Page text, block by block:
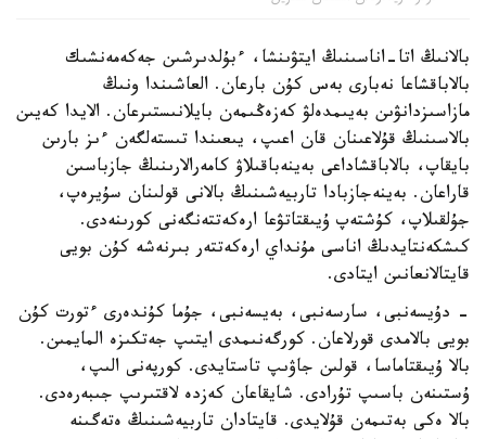
بالانىڭ اتا-اناسىنىڭ ايتۋىنشا، ءبۇلدىرشىن جەكەمەنشىك
بالاباقشاعا نەبارى بەس كۇن بارعان. العاشىندا ونىڭ
مازاسىزدانۋىن بەيىمدەلۋ كەزەڭىمەن بايلانىستىرعان. الايدا كەيىن
بالاسىنىڭ قۇلاعىنان قان اعىپ، يىعىندا تىستەلگەن ءىز بارىن
بايقاپ، بالاباقشاداعى بەينەباقىلاۋ كامەرالارىنىڭ جازباسىن
قاراعان. بەينەجازبادا تاربيەشىنىڭ بالانى قولىنان سۇيرەپ،
جۇلقىلاپ، كۇشتەپ ۇيىقتاتۋعا ارەكەتتەنگەنى كورىنەدى.
كىشكەنتايدىڭ اناسى مۇنداي ارەكەتتەر بىرنەشە كۇن بويى
قايتالانعانىن ايتادى.
- دۇيسەنبى، سارسەنبى، بەيسەنبى، جۇما كۇندەرى ءتورت كۇن
بويى بالامدى قورلاعان. كورگەنىمدى ايتىپ جەتكىزە المايمىن.
بالا ۇيىقتاماسا، قولىن جاۋىپ تاستايدى. كورپەنى الىپ،
ۇستىنەن باسىپ تۇرادى. شايقاعان كەزدە لاقتىرىپ جىبەرەدى.
بالا ەكى بەتىمەن قۇلايدى. قايتادان تاربيەشىنىڭ ەتەگىنە